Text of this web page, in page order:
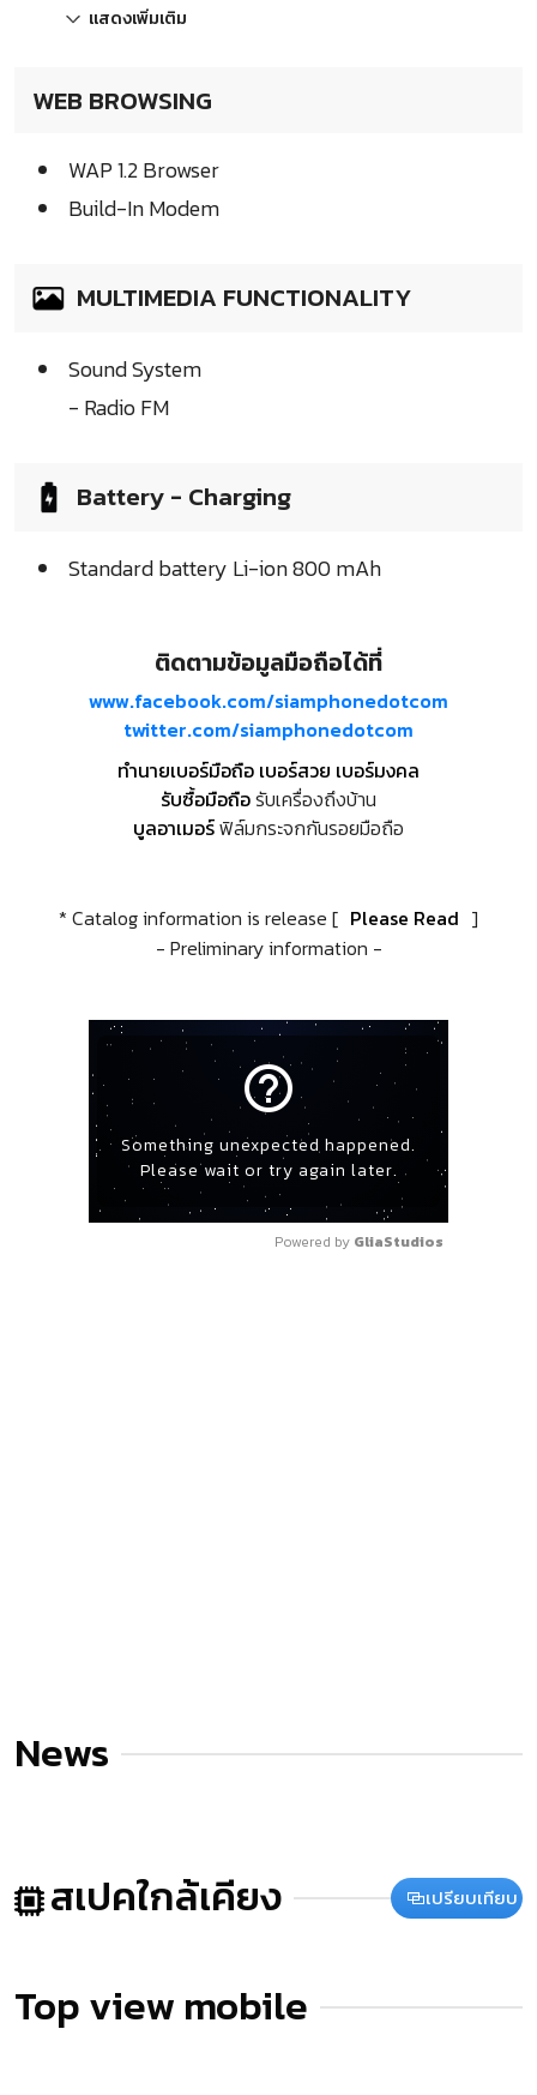
แสดงเพิ่มเติม
WEB BROWSING
WAP 1.2 Browser
Build-In Modem
MULTIMEDIA FUNCTIONALITY
Sound System
- Radio FM
Battery - Charging
Standard battery Li-ion 800 mAh
ติดตามข้อมูลมือถือได้ที่
www.facebook.com/siamphonedotcom
twitter.com/siamphonedotcom
ทำนายเบอร์มือถือ เบอร์สวย เบอร์มงคล
รับซื้อมือถือรับเครื่องถึงบ้าน
บูลอาเมอร์ฟิล์มกระจกกันรอยมือถือ
* Catalog information is release [ Please Read ]
- Preliminary information -
help_outline
Something unexpected happened.
Please wait or try again later.
Powered by GliaStudios
News
สเปคใกล้เคียง เปรียบเทียบ
Top view mobile